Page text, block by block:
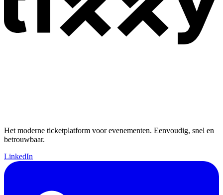
Het moderne ticketplatform voor evenementen. Eenvoudig, snel en
betrouwbaar.
LinkedIn